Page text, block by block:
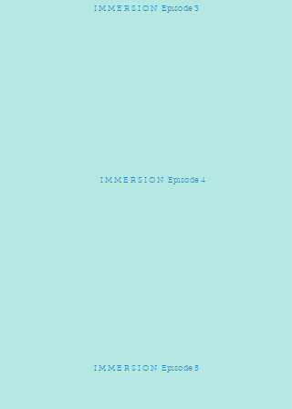
I M M E R S I O N Episode 3
I M M E R S I O N Episode 4
I M M E R S I O N Episode 5